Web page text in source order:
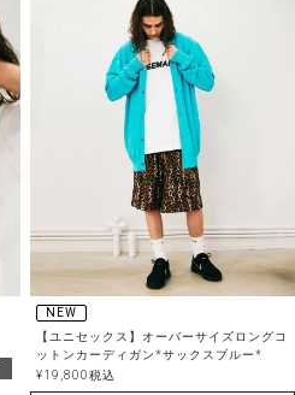
NEW
【ユニセックス】オーバーサイズロングコ
ットンカーディガン*サックスブルー*
¥19,800税込